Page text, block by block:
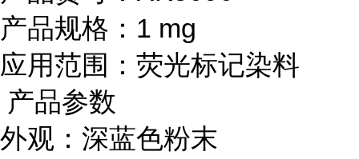
产品规格：1 mg
应用范围：荧光标记染料
产品参数
外观：深蓝色粉末